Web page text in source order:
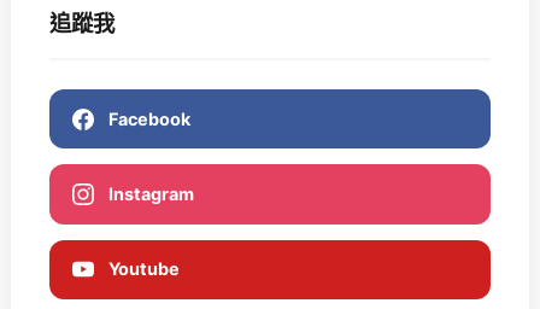
追蹤我
Facebook
Instagram
Youtube